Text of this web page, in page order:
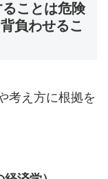
ことは危険
負わせるこ
考え方に根拠を